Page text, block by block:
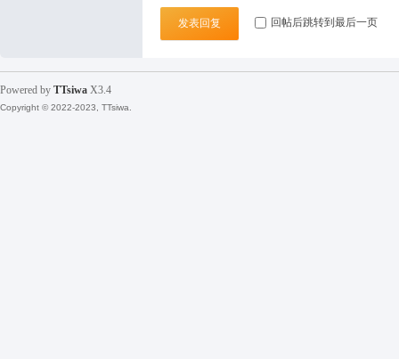
发表回复 回帖后跳转到最后一页
Powered by TTsiwa X3.4
Copyright © 2022-2023, TTsiwa.